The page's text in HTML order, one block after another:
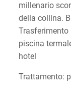
millenario
della collina.
Trasferimento
piscina
hotel
Trattamento: